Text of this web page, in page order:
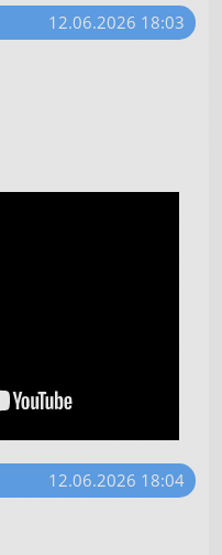
12.06.2026 18:03
12.06.2026 18:04